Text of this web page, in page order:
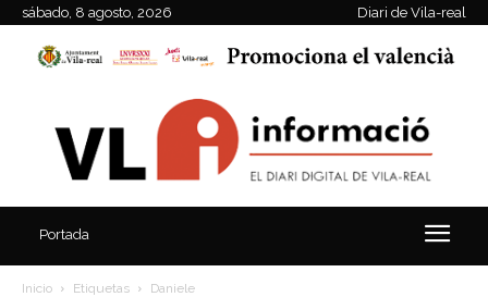
sábado, 8 agosto, 2026 Diari de Vila-real
Portada
Inicio Etiquetas Daniele